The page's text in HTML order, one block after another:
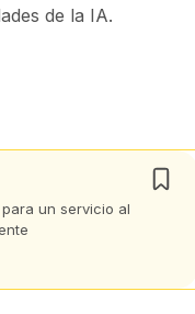
de la IA.
un servicio al